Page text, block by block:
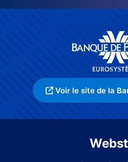
Voir le site de la